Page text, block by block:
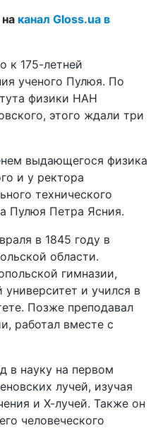
канал Gloss.ua в
к 175-летней
ученого Пулюя. По
физики НАН
этого ждали три
выдающегося физика
и у ректора
технического
Пулюя Петра Ясния.
в 1845 году в
области.
гимназии,
и учился в
Позже преподавал
работал вместе с
в науку на первом
лучей, изучая
и Х-лучей. Также он
человеческого